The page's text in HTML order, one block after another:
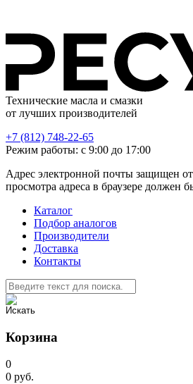
Технические масла и смазки
от лучших производителей
+7 (812) 748-22-65
Режим работы: с 9:00 до 17:00
Адрес электронной почты защищен
просмотра адреса в браузере должен
Каталог
Подбор аналогов
Производители
Доставка
Контакты
Корзина
0
0 руб.